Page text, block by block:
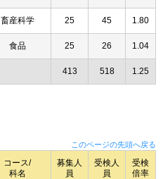
畜産科学 25 45 1.80
食品 25 26 1.04
413 518 1.25
このページの先頭へ戻る
コース/
科名
募集人
員
受検人
員
受検
倍率